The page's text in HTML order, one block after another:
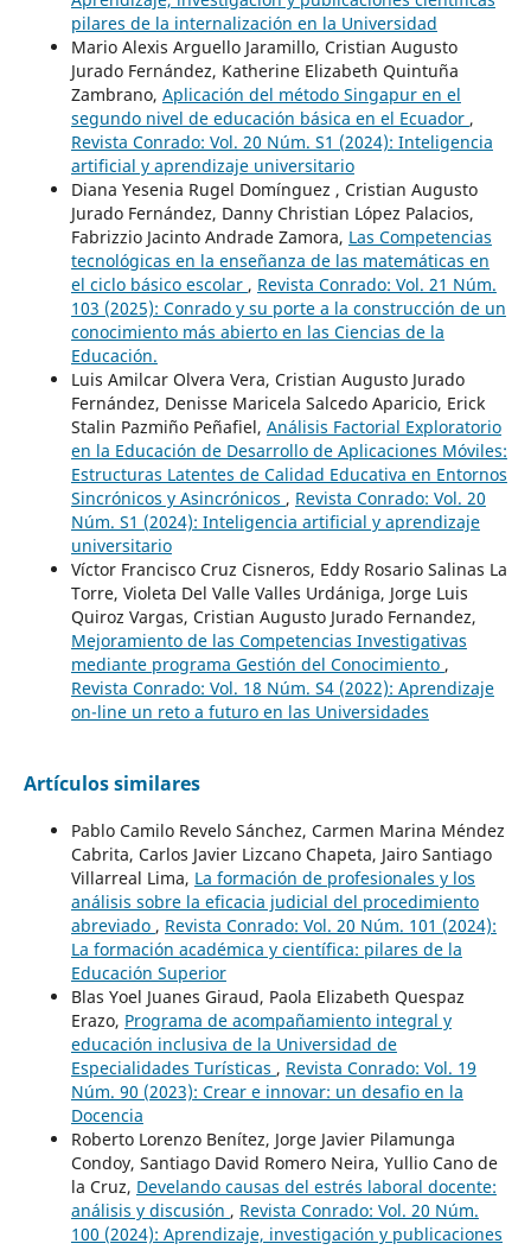
pilares de la internalización en la Universidad
Mario Alexis Arguello Jaramillo, Cristian Augusto
Jurado Fernández, Katherine Elizabeth Quintuña
Zambrano, Aplicación del método Singapur en el
segundo nivel de educación básica en el Ecuador ,
Revista Conrado: Vol. 20 Núm. S1 (2024): Inteligencia
artificial y aprendizaje universitario
Diana Yesenia Rugel Domínguez , Cristian Augusto
Jurado Fernández, Danny Christian López Palacios,
Fabrizzio Jacinto Andrade Zamora, Las Competencias
tecnológicas en la enseñanza de las matemáticas en
el ciclo básico escolar , Revista Conrado: Vol. 21 Núm.
103 (2025): Conrado y su porte a la construcción de un
conocimiento más abierto en las Ciencias de la
Educación.
Luis Amilcar Olvera Vera, Cristian Augusto Jurado
Fernández, Denisse Maricela Salcedo Aparicio, Erick
Stalin Pazmiño Peñafiel, Análisis Factorial Exploratorio
en la Educación de Desarrollo de Aplicaciones Móviles:
Estructuras Latentes de Calidad Educativa en Entornos
Sincrónicos y Asincrónicos , Revista Conrado: Vol. 20
Núm. S1 (2024): Inteligencia artificial y aprendizaje
universitario
Víctor Francisco Cruz Cisneros, Eddy Rosario Salinas La
Torre, Violeta Del Valle Valles Urdániga, Jorge Luis
Quiroz Vargas, Cristian Augusto Jurado Fernandez,
Mejoramiento de las Competencias Investigativas
mediante programa Gestión del Conocimiento ,
Revista Conrado: Vol. 18 Núm. S4 (2022): Aprendizaje
on-line un reto a futuro en las Universidades
Artículos similares
Pablo Camilo Revelo Sánchez, Carmen Marina Méndez
Cabrita, Carlos Javier Lizcano Chapeta, Jairo Santiago
Villarreal Lima, La formación de profesionales y los
análisis sobre la eficacia judicial del procedimiento
abreviado , Revista Conrado: Vol. 20 Núm. 101 (2024):
La formación académica y científica: pilares de la
Educación Superior
Blas Yoel Juanes Giraud, Paola Elizabeth Quespaz
Erazo, Programa de acompañamiento integral y
educación inclusiva de la Universidad de
Especialidades Turísticas , Revista Conrado: Vol. 19
Núm. 90 (2023): Crear e innovar: un desafio en la
Docencia
Roberto Lorenzo Benítez, Jorge Javier Pilamunga
Condoy, Santiago David Romero Neira, Yullio Cano de
la Cruz, Develando causas del estrés laboral docente:
análisis y discusión , Revista Conrado: Vol. 20 Núm.
100 (2024): Aprendizaje, investigación y publicaciones